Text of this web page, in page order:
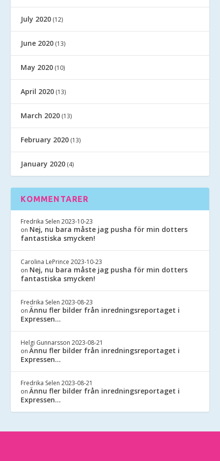
July 2020 (12)
June 2020 (13)
May 2020 (10)
April 2020 (13)
March 2020 (13)
February 2020 (13)
January 2020 (4)
KOMMENTARER
Fredrika Selen 2023-10-23
on Nej, nu bara måste jag pusha för min dotters
fantastiska smycken!
Carolina LePrince 2023-10-23
on Nej, nu bara måste jag pusha för min dotters
fantastiska smycken!
Fredrika Selen 2023-08-23
onÄnnu fler bilder från inredningsreportaget i
Expressen…
Helgi Gunnarsson 2023-08-21
onÄnnu fler bilder från inredningsreportaget i
Expressen…
Fredrika Selen 2023-08-21
onÄnnu fler bilder från inredningsreportaget i
Expressen…